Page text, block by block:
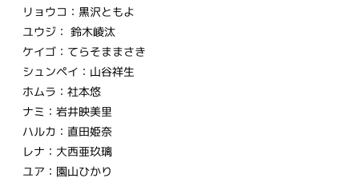
リョウコ：黒沢ともよ
ユウジ： 鈴木崚汰
ケイゴ：てらそままさき
シュンペイ：山谷祥生
ホムラ：社本悠
ナミ：岩井映美里
ハルカ：直田姫奈
レナ：大西亜玖璃
ユア：園山ひかり